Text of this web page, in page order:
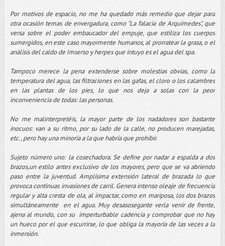
Por motivos de espacio, no me ha quedado más remedio que dejar para
otra ocasión temas de envergadura, como "La falacia de Arquímedes", que
versa sobre el poder embaucador del empuje, que estiliza los cuerpos
sumergidos, en este caso mayormente humanos, al prorratear la grasa, o el
análisis del caldo de Imserso y herpes que intuyo es el agua del spa.
Tampoco merece la pena extenderse sobre molestias obvias, como la
temperatura del agua, las filtraciones en las gafas, el cloro o los calambres
en las plantas de los pies, lo que nos deja a solas con la peor
inconveniencia de todas: las personas.
No me malinterpretéis, la mayor parte de los nadadores son bastante
inocuos: van a su ritmo, por su lado de la calle, no producen marejadas,
etc., pero hay una minoría a la que habría que prohibir.
Sujeto número uno: la cosechadora. Se define por nadar a espalda a dos
brazos,un estilo antes exclusivo de los mayores, pero que se va abriendo
paso entre la juventud. Amplísima extensión lateral de brazada lo que
provoca continuas invasiones de carril. Genera intenso oleaje de frecuencia
regular y alta cresta de ola, al impactar, como en mariposa, los dos brazos
simultáneamente en el agua. Muy desasosegante verla venir de frente,
ajena al mundo, con su imperturbable cadencia y comprobar que no hay
un hueco por el que escurrirse, lo que obliga la mayoría de las veces a la
inmersión.